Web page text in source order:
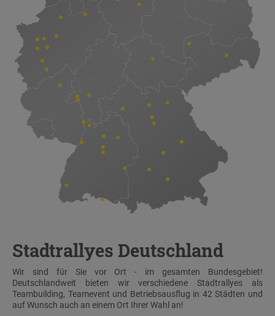
Stadtrallyes Deutschland
Wir sind für Sie vor Ort - im gesamten Bundesgebiet!
Deutschlandweit bieten wir verschiedene Stadtrallyes als
Teambuilding, Teamevent und Betriebsausflug in 42 Städten und
auf Wunsch auch an einem Ort Ihrer Wahl an!